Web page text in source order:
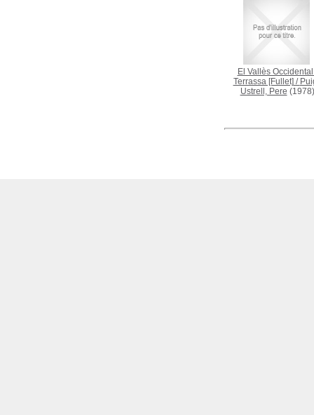
El Vallès
Terrassa [Fullet] /
Ustrell, Pere (1978)